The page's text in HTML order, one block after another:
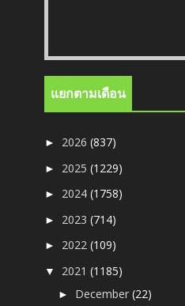
แยกตามเดือน
► 2026(837)
► 2025(1229)
► 2024(1758)
► 2023(714)
► 2022(109)
▼ 2021(1185)
► December(22)